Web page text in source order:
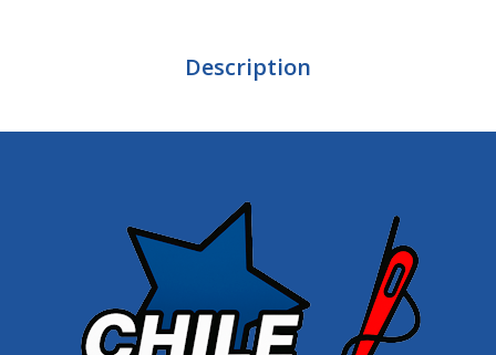
Description